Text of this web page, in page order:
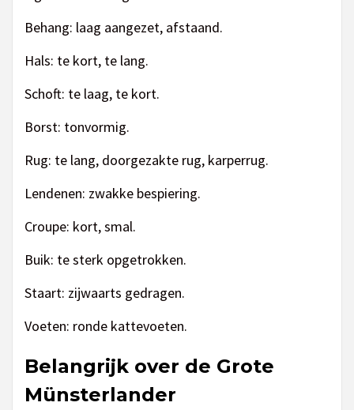
Behang: laag aangezet, afstaand.
Hals: te kort, te lang.
Schoft: te laag, te kort.
Borst: tonvormig.
Rug: te lang, doorgezakte rug, karperrug.
Lendenen: zwakke bespiering.
Croupe: kort, smal.
Buik: te sterk opgetrokken.
Staart: zijwaarts gedragen.
Voeten: ronde kattevoeten.
Belangrijk over de Grote
Münsterlander